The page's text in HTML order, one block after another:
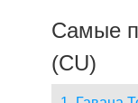
Самые
(CU)